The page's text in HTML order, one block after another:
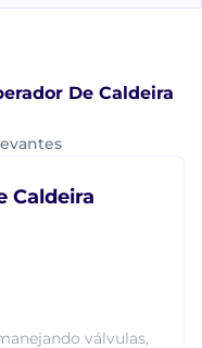
De Caldeira
Caldeira
válvulas,